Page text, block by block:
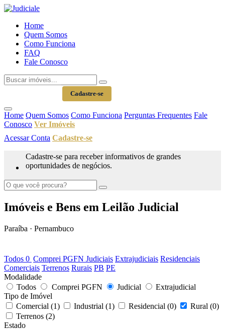
Home
Quem Somos
Como Funciona
FAQ
Fale Conosco
Cadastre-se
Home Quem Somos Como Funciona Perguntas Frequentes Fale
Conosco Ver Imóveis
Acessar Conta Cadastre-se
Cadastre-se para receber informativos de grandes
oportunidades de negócios.
Imóveis e Bens em Leilão Judicial
Paraíba · Pernambuco
Todos 0 Comprei PGFN Judiciais Extrajudiciais Residenciais
Comerciais Terrenos Rurais PB PE
Modalidade
Todos
Comprei PGFN Judicial
Extrajudicial
Tipo de Imóvel
Comercial (1) Industrial (1) Residencial (0) Rural (0)
Terrenos (2)
Estado